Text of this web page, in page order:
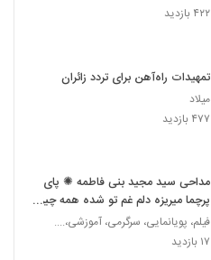
۴۲۲ بازدید
تمهیدات راه‌آهن برای تردد زائران
میلاد
۴۷۷ بازدید
مداحی سید مجید بنی فاطمه ✺ پای
پرچما میریزه دلم غم تو شده همه چیز
دلم ✺????
فیلم، پویانمایی، سرگرمی، آموزشی،....
۱۷ بازدید